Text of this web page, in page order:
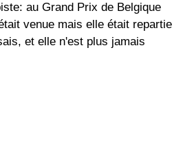
au Grand Prix de Belgique
venue mais elle était repartie
et elle n'est plus jamais